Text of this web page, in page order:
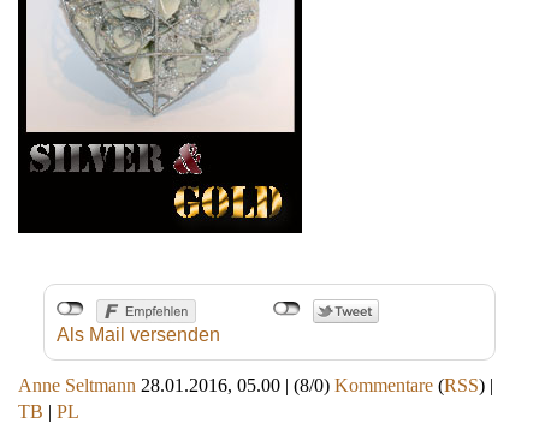
Als Mail versenden
Anne Seltmann 28.01.2016, 05.00 | (8/0) Kommentare (RSS) |
TB | PL